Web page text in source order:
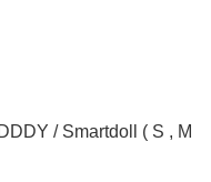
/ Smartdoll ( S , M